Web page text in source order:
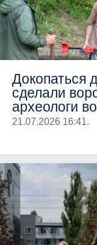
Докопаться
сделали
археологи
21.07.2026 16:41.